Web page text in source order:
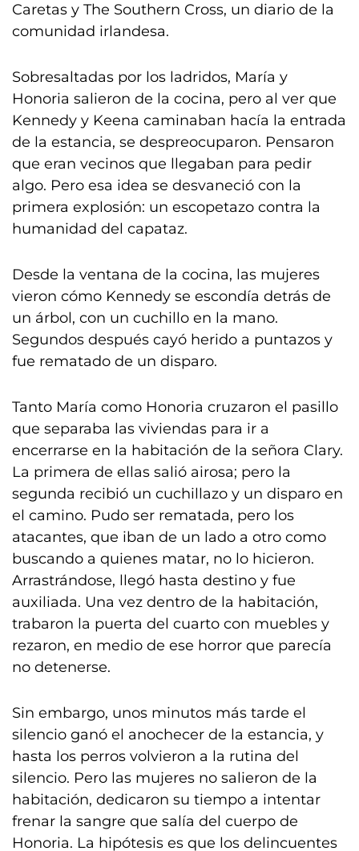
Caretas y The Southern Cross, un diario de la
comunidad irlandesa.
Sobresaltadas por los ladridos, María y
Honoria salieron de la cocina, pero al ver que
Kennedy y Keena caminaban hacía la entrada
de la estancia, se despreocuparon. Pensaron
que eran vecinos que llegaban para pedir
algo. Pero esa idea se desvaneció con la
primera explosión: un escopetazo contra la
humanidad del capataz.
Desde la ventana de la cocina, las mujeres
vieron cómo Kennedy se escondía detrás de
un árbol, con un cuchillo en la mano.
Segundos después cayó herido a puntazos y
fue rematado de un disparo.
Tanto María como Honoria cruzaron el pasillo
que separaba las viviendas para ir a
encerrarse en la habitación de la señora Clary.
La primera de ellas salió airosa; pero la
segunda recibió un cuchillazo y un disparo en
el camino. Pudo ser rematada, pero los
atacantes, que iban de un lado a otro como
buscando a quienes matar, no lo hicieron.
Arrastrándose, llegó hasta destino y fue
auxiliada. Una vez dentro de la habitación,
trabaron la puerta del cuarto con muebles y
rezaron, en medio de ese horror que parecía
no detenerse.
Sin embargo, unos minutos más tarde el
silencio ganó el anochecer de la estancia, y
hasta los perros volvieron a la rutina del
silencio. Pero las mujeres no salieron de la
habitación, dedicaron su tiempo a intentar
frenar la sangre que salía del cuerpo de
Honoria. La hipótesis es que los delincuentes